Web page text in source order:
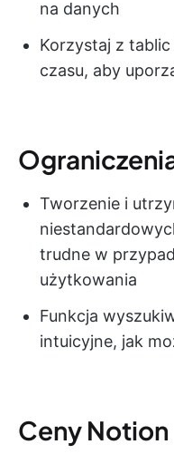
na danych
Korzystaj z
czasu, aby
Tworzenie i
trudne w
użytkowania
Funkcja
intuicyjne, jak
Ceny Notion